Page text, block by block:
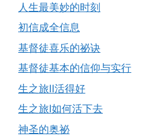
人生最美妙的时刻
初信成全信息
基督徒喜乐的祕诀
基督徒基本的信仰与实行
生之旅Ⅱ活得好
生之旅Ⅰ如何活下去
神圣的奥祕